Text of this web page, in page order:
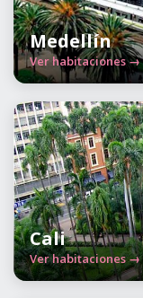
Medellín
Ver habitaciones →
Cali
Ver habitaciones →